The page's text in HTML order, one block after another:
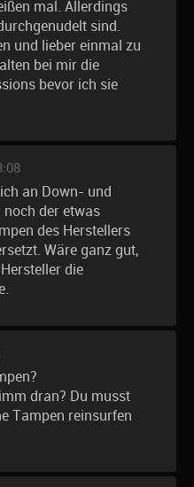
mal. Allerdings
sind.
und lieber einmal zu
bei mir die
bevor ich sie
an Down- und
noch der etwas
des Herstellers
Wäre ganz gut,
die
dran? Du musst
Tampen reinsurfen